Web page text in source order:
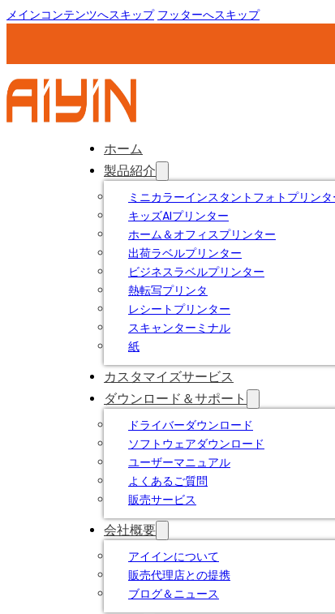
メインコンテンツへスキップ フッターへスキップ
ホーム
製品紹介
ミニカラーインスタントフォトプリンタ
キッズAIプリンター
ホーム＆オフィスプリンター
出荷ラベルプリンター
ビジネスラベルプリンター
熱転写プリンタ
レシートプリンター
スキャンターミナル
紙
カスタマイズサービス
ダウンロード＆サポート
ドライバーダウンロード
ソフトウェアダウンロード
ユーザーマニュアル
よくあるご質問
販売サービス
会社概要
アイインについて
販売代理店との提携
ブログ＆ニュース